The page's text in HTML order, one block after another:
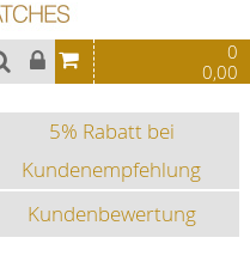
0
0,00
5% Rabatt bei
Kundenempfehlung
Kundenbewertung